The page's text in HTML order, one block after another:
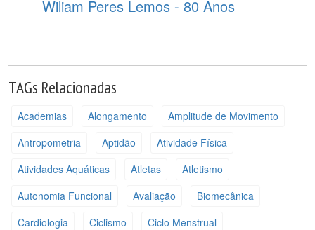
Wiliam Peres Lemos - 80 Anos
TAGs Relacionadas
Academias Alongamento
Amplitude de Movimento
Antropometria
Aptidão
Atividade Física
Atividades Aquáticas
Atletas
Atletismo
Autonomia Funcional
Avaliação
Biomecânica
Cardiologia
Ciclismo
Ciclo Menstrual